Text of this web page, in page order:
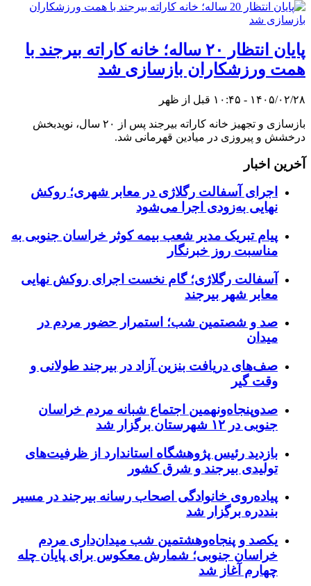
پایان انتظار ۲۰ ساله؛ خانه کاراته بیرجند با
همت ورزشکاران بازسازی شد
۱۴۰۵/۰۲/۲۸ - ۱۰:۴۵ قبل از ظهر
بازسازی و تجهیز خانه کاراته بیرجند پس از ۲۰ سال، نویدبخش
درخشش و پیروزی در میادین قهرمانی شد.
آخرین اخبار
اجرای آسفالت رگلاژی در معابر شهری؛ روکش
نهایی به‌زودی اجرا می‌شود
پیام تبریک مدیر شعب بیمه کوثر خراسان جنوبی به
مناسبت روز خبرنگار
آسفالت رگلاژی؛ گام نخست اجرای روکش نهایی
معابر شهر بیرجند
صد و شصتمین شب؛ استمرار حضور مردم در
میدان
صف‌های دریافت بنزین آزاد در بیرجند طولانی و
وقت گیر
صدوپنجاه‌ونهمین اجتماع شبانه مردم خراسان
جنوبی در ۱۲ شهرستان برگزار شد
بازدید رئیس پژوهشگاه استاندارد از ظرفیت‌های
تولیدی بیرجند و شرق کشور
پیاده‌روی خانوادگی اصحاب رسانه بیرجند در مسیر
بنددره برگزار شد
یکصد و پنجاه‌وهشتمین شب میدان‌داری مردم
خراسان جنوبی؛ شمارش معکوس برای پایان چله
چهارم آغاز شد